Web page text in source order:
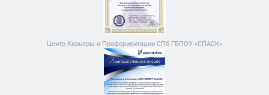
Центр Карьеры и Профориентации СПб ГБПОУ «СПАСК»